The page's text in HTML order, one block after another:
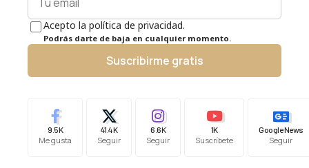
Acepto la política de privacidad.
Podrás darte de baja en cualquier momento.
Suscribirme gratis
9.5K
Me gusta
41.4K
Seguir
6.6K
Seguir
1K
Suscríbete
Google News
Seguir